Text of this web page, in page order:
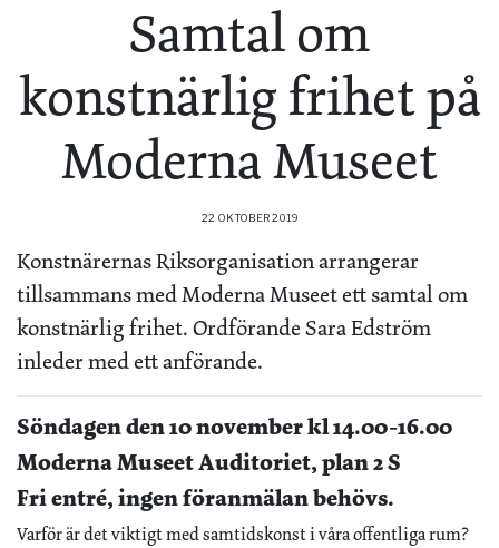
Samtal om
konstnärlig frihet på
Moderna Museet
22 OKTOBER 2019
Konstnärernas Riksorganisation arrangerar
tillsammans med Moderna Museet ett samtal om
konstnärlig frihet. Ordförande Sara Edström
inleder med ett anförande.
Söndagen den 10 november kl 14.00-16.00
Moderna Museet Auditoriet, plan 2 S
Fri entré, ingen föranmälan behövs.
Varför är det viktigt med samtidskonst i våra offentliga rum?